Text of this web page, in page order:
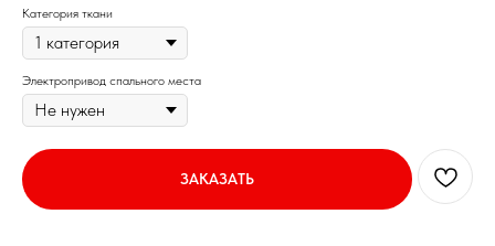
Категория ткани
Электропривод спального места
ЗАКАЗАТЬ